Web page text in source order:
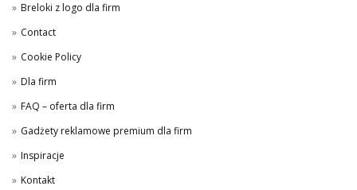
Breloki z logo dla firm
Contact
Cookie Policy
Dla firm
FAQ – oferta dla firm
Gadżety reklamowe premium dla firm
Inspiracje
Kontakt